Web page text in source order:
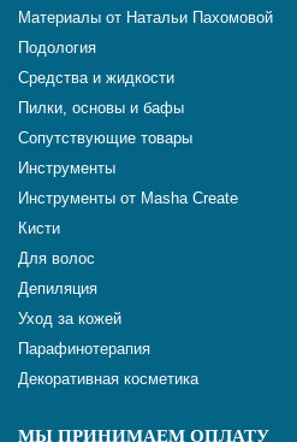
Материалы от Натальи Пахомовой
Подология
Средства и жидкости
Пилки, основы и бафы
Сопутствующие товары
Инструменты
Инструменты от Masha Create
Кисти
Для волос
Депиляция
Уход за кожей
Парафинотерапия
Декоративная косметика
МЫ ПРИНИМАЕМ ОПЛАТУ